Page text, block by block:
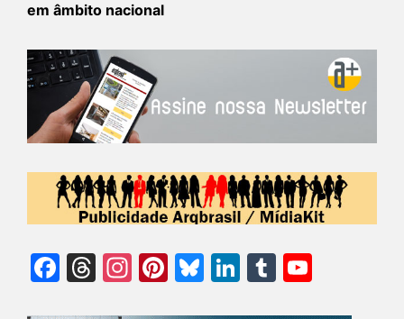
em âmbito nacional
Facebook
Threads
Instagram
Pinterest
Bluesky
LinkedIn
Tumblr